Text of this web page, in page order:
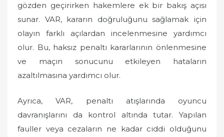
gözden geçirirken hakemlere ek bir bakış açısı
sunar. VAR, kararın doğruluğunu sağlamak için
olayın farklı açılardan incelenmesine yardımcı
olur. Bu, haksız penaltı kararlarının önlenmesine
ve maçın sonucunu etkileyen hataların
azaltılmasına yardımcı olur.
Ayrıca, VAR, penaltı atışlarında oyuncu
davranışlarını da kontrol altında tutar. Yapılan
fauller veya cezaların ne kadar ciddi olduğunu